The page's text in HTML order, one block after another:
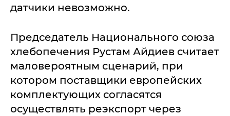
датчики невозможно.
Председатель Национального союза
хлебопечения Рустам Айдиев считает
маловероятным сценарий, при
котором поставщики европейских
комплектующих согласятся
осуществлять реэкспорт через